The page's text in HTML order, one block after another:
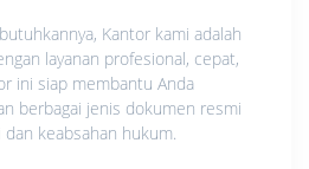
Kantor kami adalah
layanan profesional, cepat,
ini siap membantu Anda
berbagai jenis dokumen resmi
keabsahan hukum.